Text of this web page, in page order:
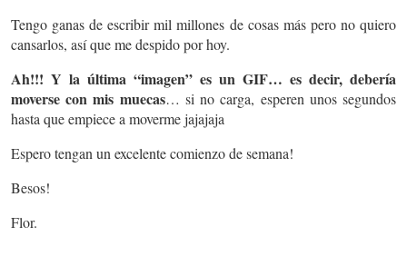
Tengo ganas de escribir mil millones de cosas más pero no quiero
cansarlos, así que me despido por hoy.
Ah!!! Y la última “imagen” es un GIF… es decir, debería
moverse con mis muecas… si no carga, esperen unos segundos
hasta que empiece a moverme jajajaja
Espero tengan un excelente comienzo de semana!
Besos!
Flor.